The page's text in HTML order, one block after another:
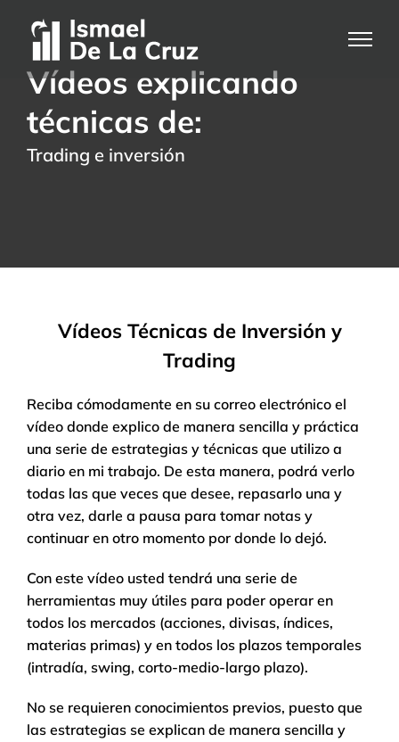
Vídeos explicando
técnicas de:
Trading e inversión
Vídeos Técnicas de Inversión y
Trading
Reciba cómodamente en su correo electrónico el
vídeo donde explico de manera sencilla y práctica
una serie de estrategias y técnicas que utilizo a
diario en mi trabajo. De esta manera, podrá verlo
todas las que veces que desee, repasarlo una y
otra vez, darle a pausa para tomar notas y
continuar en otro momento por donde lo dejó.
Con este vídeo usted tendrá una serie de
herramientas muy útiles para poder operar en
todos los mercados (acciones, divisas, índices,
materias primas) y en todos los plazos temporales
(intradía, swing, corto-medio-largo plazo).
No se requieren conocimientos previos, puesto que
las estrategias se explican de manera sencilla y